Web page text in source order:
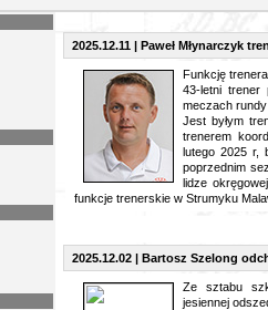
2025.12.11 | Paweł Młynarczyk
Funkcję trenera
43-letni trener
meczach
Jest byłym
trenerem
lutego 2025 r,
poprzednim
lidze
funkcje trenerskie w Strumyku
2025.12.02 | Bartosz Szelong
Ze sztabu
jesiennej